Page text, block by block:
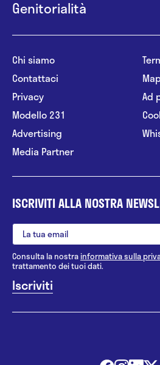
Genitorialità
Chi siamo
Contattaci
Privacy
Modello 231
Advertising
Media Partner
Ad
ISCRIVITI ALLA NOSTRA
Consulta la nostrainformativa sulla
trattamento dei tuoi dati.